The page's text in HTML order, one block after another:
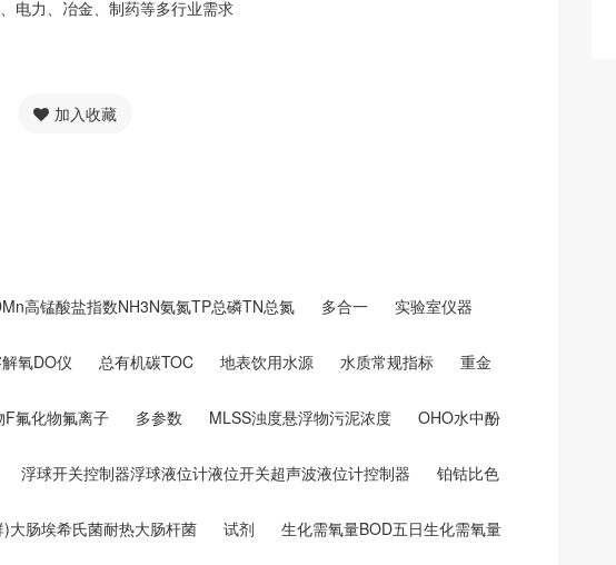
电力、冶金、制药等多行业需求
加入收藏
高锰酸盐指数NH3N氨氮TP总磷TN总氮 多合一 实验室仪器
氧DO仪 总有机碳TOC 地表饮用水源 水质常规指标 重金
F氟化物氟离子 多参数 MLSS浊度悬浮物污泥浓度 OHO水中酚
浮球开关控制器浮球液位计液位开关超声波液位计控制器 铂钴比色
大肠埃希氏菌耐热大肠杆菌 试剂 生化需氧量BOD五日生化需氧量